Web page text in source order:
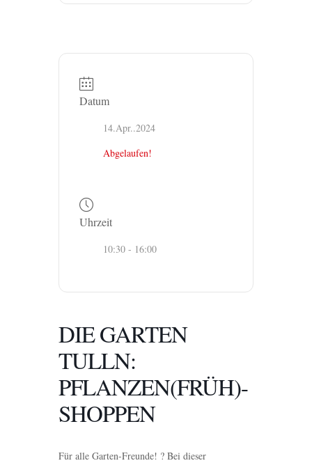
Datum
14.Apr..2024
Abgelaufen!
Uhrzeit
10:30 - 16:00
DIE GARTEN
TULLN:
PFLANZEN(FRÜH)-
SHOPPEN
Für alle Garten-Freunde! ? Bei dieser